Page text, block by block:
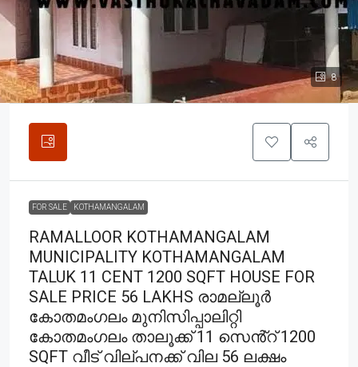
8
FOR SALE KOTHAMANGALAM
RAMALLOOR KOTHAMANGALAM
MUNICIPALITY KOTHAMANGALAM
TALUK 11 CENT 1200 SQFT HOUSE FOR
SALE PRICE 56 LAKHS രാമല്ലൂർ
കോതമംഗലം മുനിസിപ്പാലിറ്റി
കോതമംഗലം താലൂക്ക് 11 സെൻ്റ് 1200
SQFT വീട് വില്പനക്ക് വില 56 ലക്ഷം